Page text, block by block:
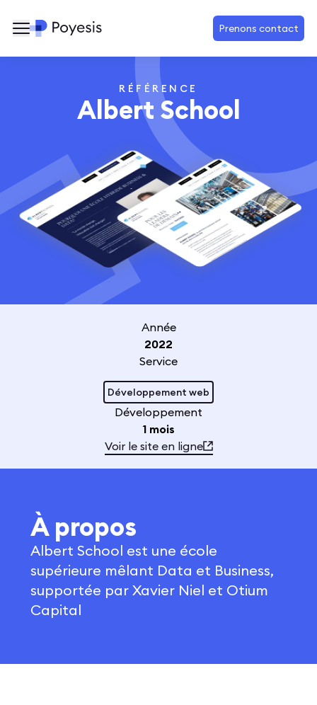
Prenons contact
RÉFÉRENCE
Albert School
Année
2022
Service
Développement web
Développement
1 mois
Voir le site en ligne
À propos
Albert School est une école
supérieure mêlant Data et Business,
supportée par Xavier Niel et Otium
Capital